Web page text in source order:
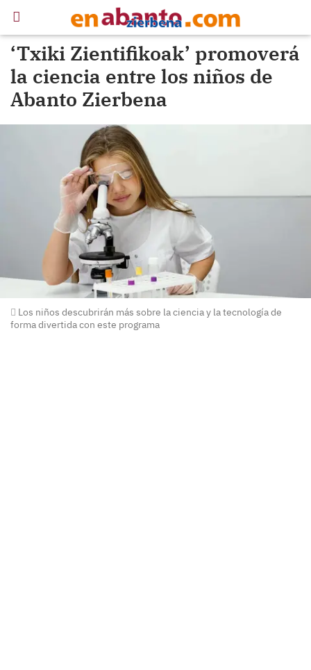
‘Txiki Zientifikoak’ promoverá
la ciencia entre los niños de
Abanto Zierbena
Los niños descubrirán más sobre la ciencia y la tecnología de
forma divertida con este programa